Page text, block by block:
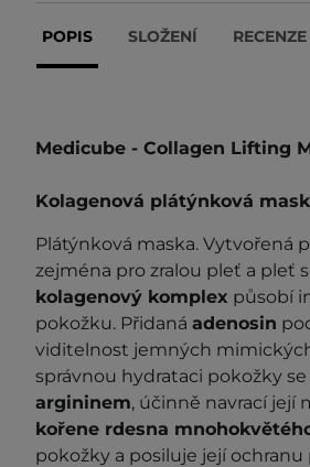
POPIS SLOŽENÍ RECENZE
Medicube - Collagen Lifting
Kolagenová plátýnková
Plátýnková maska. Vytvořená
zejména pro zralou pleť a pleť
kolagenový komplex působí
pokožku. Přidaná adenosin
viditelnost jemných
správnou hydrataci pokožky se
argininem, účinně navrací její
kořene rdesna
pokožky a posiluje její